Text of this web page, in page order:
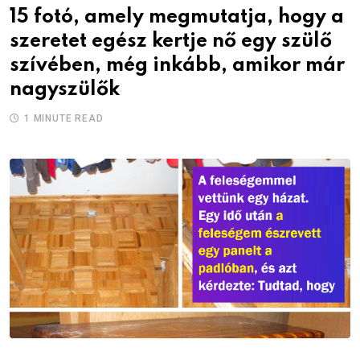
15 fotó, amely megmutatja, hogy a
szeretet egész kertje nő egy szülő
szívében, még inkább, amikor már
nagyszülők
1 MINUTE READ